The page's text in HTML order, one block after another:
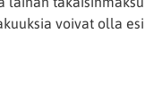
voivat olla